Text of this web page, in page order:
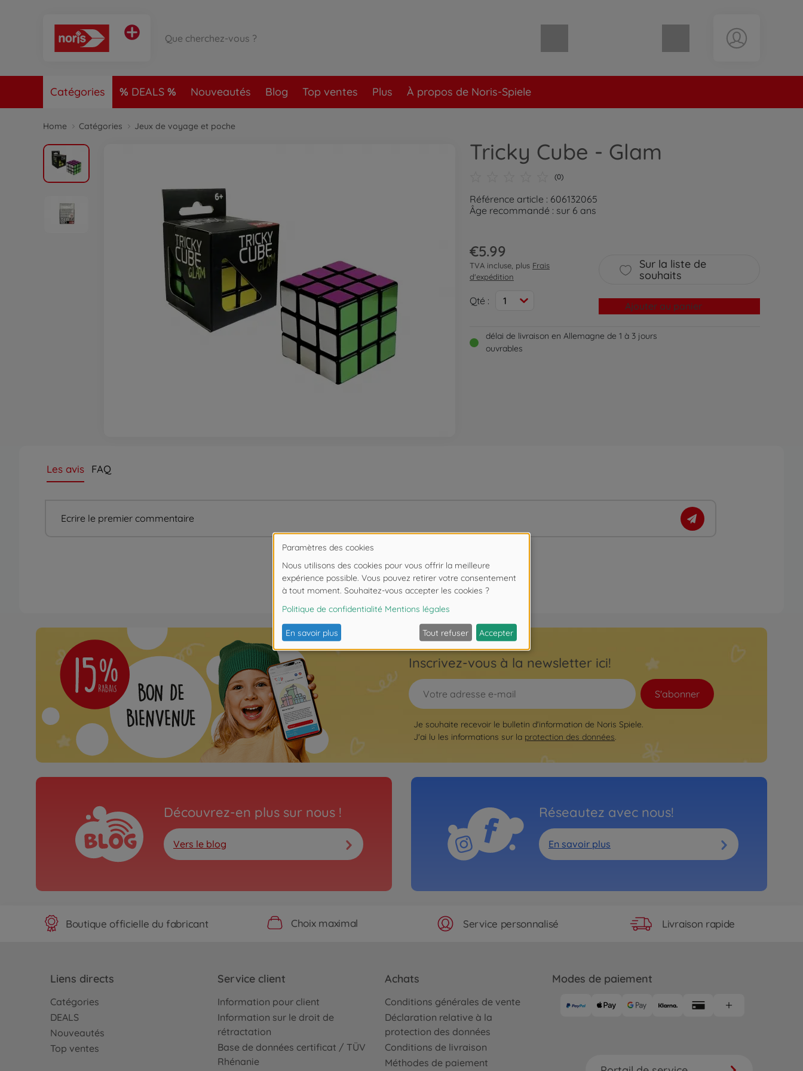
Catégories DEALS Nouveautés Blog Top ventes Plus À propos de Noris-Spiele
Home Catégories Jeux de voyage et poche
Tricky Cube - Glam
(0)
Référence article : 606132065
Âge recommandé : sur 6 ans
€5.99
TVA incluse, plus Frais
d'expédition
Qté : 1
Sur la liste de
souhaits
Ajouter au panier
délai de livraison en Allemagne de 1 à 3 jours
ouvrables
Les avis FAQ
Ecrire le premier commentaire
Inscrivez-vous à la newsletter ici!
S'abonner
Je souhaite recevoir le bulletin d'information de Noris Spiele.
J'ai lu les informations sur la protection des données.
Découvrez-en plus sur nous !
Vers le blog
Réseautez avec nous!
En savoir plus
Boutique officielle du fabricant Choix maximal Service personnalisé Livraison rapide
Liens directs
Catégories
DEALS
Nouveautés
Top ventes
Service client
Information pour client
Information sur le droit de
rétractation
Base de données certificat / TÜV
Rhénanie
Achats
Conditions générales de vente
Déclaration relative à la
protection des données
Conditions de livraison
Méthodes de paiement
Modes de paiement